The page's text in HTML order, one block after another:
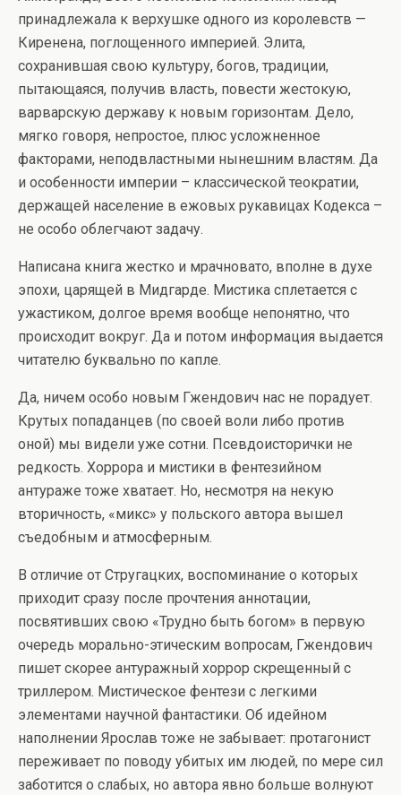
принадлежала к верхушке одного из королевств —
Киренена, поглощенного империей. Элита,
сохранившая свою культуру, богов, традиции,
пытающаяся, получив власть, повести жестокую,
варварскую державу к новым горизонтам. Дело,
мягко говоря, непростое, плюс усложненное
факторами, неподвластными нынешним властям. Да
и особенности империи – классической теократии,
держащей население в ежовых рукавицах Кодекса –
не особо облегчают задачу.
Написана книга жестко и мрачновато, вполне в духе
эпохи, царящей в Мидгарде. Мистика сплетается с
ужастиком, долгое время вообще непонятно, что
происходит вокруг. Да и потом информация выдается
читателю буквально по капле.
Да, ничем особо новым Гжендович нас не порадует.
Крутых попаданцев (по своей воли либо против
оной) мы видели уже сотни. Псевдоисторички не
редкость. Хоррора и мистики в фентезийном
антураже тоже хватает. Но, несмотря на некую
вторичность, «микс» у польского автора вышел
съедобным и атмосферным.
В отличие от Стругацких, воспоминание о которых
приходит сразу после прочтения аннотации,
посвятивших свою «Трудно быть богом» в первую
очередь морально-этическим вопросам, Гжендович
пишет скорее антуражный хоррор скрещенный с
триллером. Мистическое фентези с легкими
элементами научной фантастики. Об идейном
наполнении Ярослав тоже не забывает: протагонист
переживает по поводу убитых им людей, по мере сил
заботится о слабых, но автора явно больше волнуют